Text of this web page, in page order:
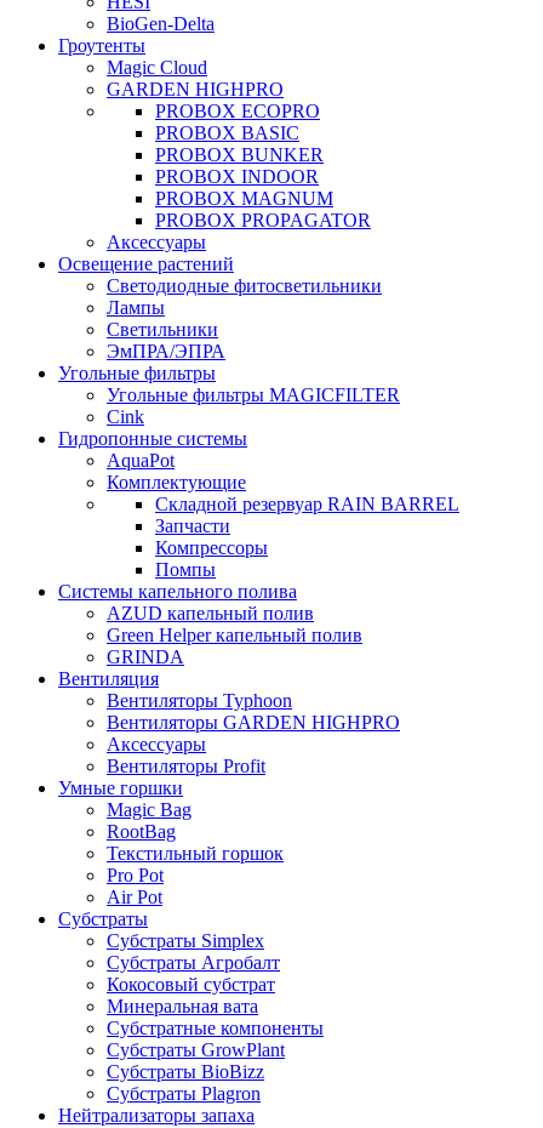
BioGen-Delta
Гроутенты
Magic Cloud
GARDEN HIGHPRO
PROBOX ECOPRO
PROBOX BASIC
PROBOX BUNKER
PROBOX INDOOR
PROBOX MAGNUM
PROBOX PROPAGATOR
Аксессуары
Освещение растений
Светодиодные фитосветильники
Лампы
Светильники
ЭмПРА/ЭПРА
Угольные фильтры
Угольные фильтры MAGICFILTER
Cink
Гидропонные системы
AquaPot
Комплектующие
Складной резервуар RAIN BARREL
Запчасти
Компрессоры
Помпы
Системы капельного полива
AZUD капельный полив
Green Helper капельный полив
GRINDA
Вентиляция
Вентиляторы Typhoon
Вентиляторы GARDEN HIGHPRO
Аксессуары
Вентиляторы Profit
Умные горшки
Magic Bag
RootBag
Текстильный горшок
Pro Pot
Air Pot
Субстраты
Субстраты Simplex
Субстраты Агробалт
Кокосовый субстрат
Минеральная вата
Субстратные компоненты
Субстраты GrowPlant
Субстраты BioBizz
Субстраты Plagron
Нейтрализаторы запаха